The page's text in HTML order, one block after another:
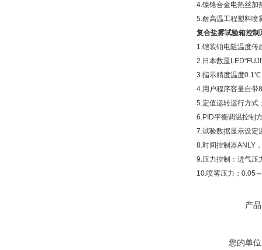
4.镍铬合金电热丝加
5.耐高温工程塑料喷
复合盐雾试验箱控制
1.铠装铂电阻温度传
2.日本数显
3.指示精度温度0.1℃
4.用户程序容量自带
5.定值运转运行方式
6.PID平衡调温控制
7.试验数据显示设定
8.时间控制器ANLY
9.压力控制：进气压
10.喷雾压力：0.05
产
您的单